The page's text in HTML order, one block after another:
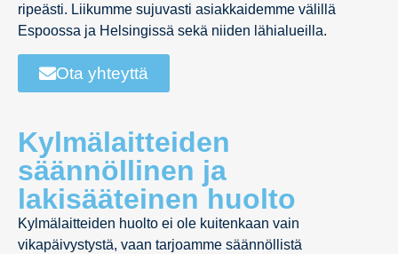
ripeästi. Liikumme sujuvasti asiakkaidemme välillä
Espoossa ja Helsingissä sekä niiden lähialueilla.
Ota yhteyttä
Kylmälaitteiden
säännöllinen ja
lakisääteinen huolto
Kylmälaitteiden huolto ei ole kuitenkaan vain
vikapäivystystä, vaan tarjoamme säännöllistä